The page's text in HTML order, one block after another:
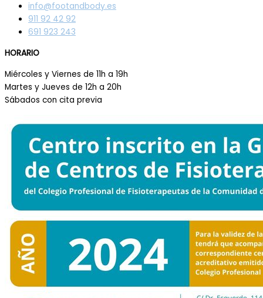
info@footandbody.es
911 92 42 92
691 923 243
HORARIO
Miércoles y Viernes de 11h a 19h
Martes y Jueves de 12h a 20h
Sábados con cita previa